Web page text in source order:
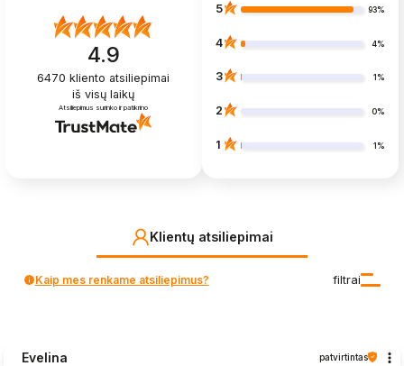
4.9
6470 kliento atsiliepimai
iš visų laikų
Atsiliepimus surinko ir patikrino
5 93%
4 4%
3 1%
2 0%
1 1%
Klientų atsiliepimai
filtrai
Kaip mes renkame atsiliepimus?
Evelina patvirtintas